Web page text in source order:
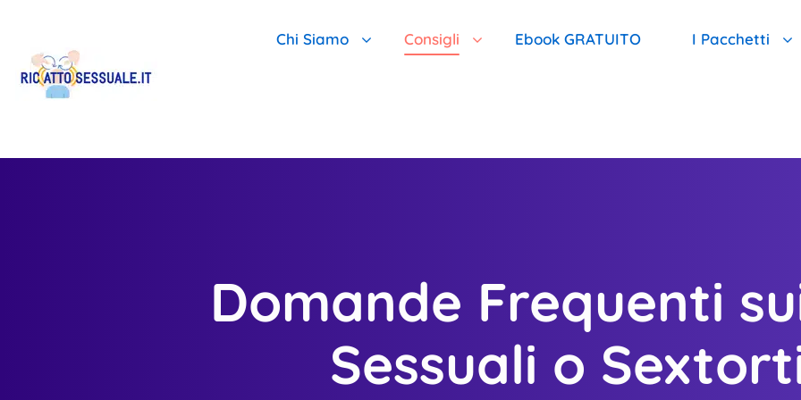
Chi Siamo Consigli
Lista Delle Aree Di Intervento
Proteggere I Tuoi Contatti
Proteggere I Tuoi Social Network
Ebook GRATUITO I Pacchetti
Pacchetto
Pacchetto
Domande Frequenti
Sessuali o